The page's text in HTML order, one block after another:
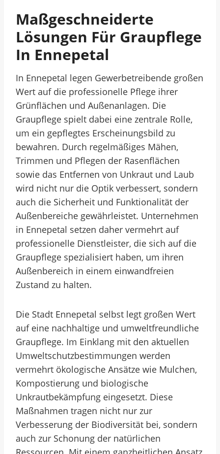
Maßgeschneiderte
Lösungen Für Graupflege
In Ennepetal
In Ennepetal legen Gewerbetreibende großen
Wert auf die professionelle Pflege ihrer
Grünflächen und Außenanlagen. Die
Graupflege spielt dabei eine zentrale Rolle,
um ein gepflegtes Erscheinungsbild zu
bewahren. Durch regelmäßiges Mähen,
Trimmen und Pflegen der Rasenflächen
sowie das Entfernen von Unkraut und Laub
wird nicht nur die Optik verbessert, sondern
auch die Sicherheit und Funktionalität der
Außenbereiche gewährleistet. Unternehmen
in Ennepetal setzen daher vermehrt auf
professionelle Dienstleister, die sich auf die
Graupflege spezialisiert haben, um ihren
Außenbereich in einem einwandfreien
Zustand zu halten.
Die Stadt Ennepetal selbst legt großen Wert
auf eine nachhaltige und umweltfreundliche
Graupflege. Im Einklang mit den aktuellen
Umweltschutzbestimmungen werden
vermehrt ökologische Ansätze wie Mulchen,
Kompostierung und biologische
Unkrautbekämpfung eingesetzt. Diese
Maßnahmen tragen nicht nur zur
Verbesserung der Biodiversität bei, sondern
auch zur Schonung der natürlichen